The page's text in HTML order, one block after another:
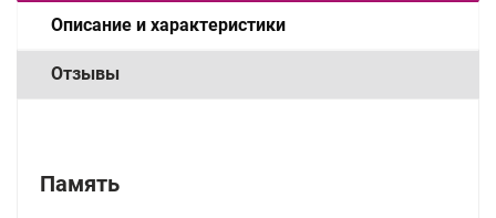
Описание и характеристики
Отзывы
Память